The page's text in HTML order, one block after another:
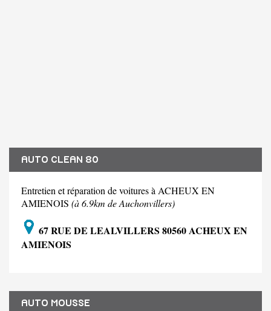
AUTO CLEAN 80
Entretien et réparation de voitures à ACHEUX EN
AMIENOIS (à 6.9km de Auchonvillers)
67 RUE DE LEALVILLERS 80560 ACHEUX EN
AMIENOIS
AUTO MOUSSE